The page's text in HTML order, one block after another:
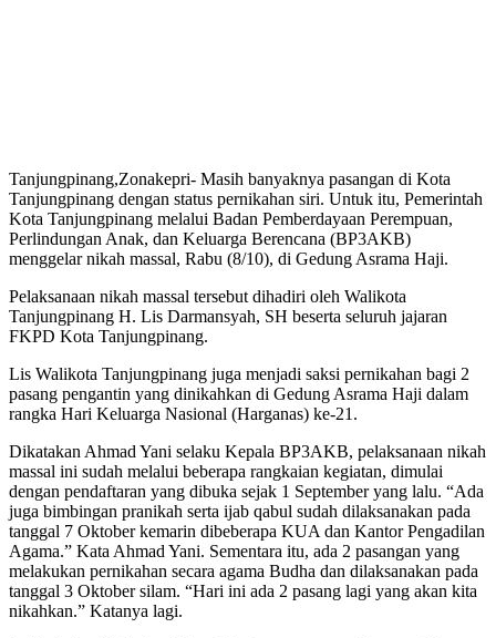
Tanjungpinang,Zonakepri- Masih banyaknya pasangan di Kota
Tanjungpinang dengan status pernikahan siri. Untuk itu, Pemerintah
Kota Tanjungpinang melalui Badan Pemberdayaan Perempuan,
Perlindungan Anak, dan Keluarga Berencana (BP3AKB)
menggelar nikah massal, Rabu (8/10), di Gedung Asrama Haji.
Pelaksanaan nikah massal tersebut dihadiri oleh Walikota
Tanjungpinang H. Lis Darmansyah, SH beserta seluruh jajaran
FKPD Kota Tanjungpinang.
Lis Walikota Tanjungpinang juga menjadi saksi pernikahan bagi 2
pasang pengantin yang dinikahkan di Gedung Asrama Haji dalam
rangka Hari Keluarga Nasional (Harganas) ke-21.
Dikatakan Ahmad Yani selaku Kepala BP3AKB, pelaksanaan nikah
massal ini sudah melalui beberapa rangkaian kegiatan, dimulai
dengan pendaftaran yang dibuka sejak 1 September yang lalu. “Ada
juga bimbingan pranikah serta ijab qabul sudah dilaksanakan pada
tanggal 7 Oktober kemarin dibeberapa KUA dan Kantor Pengadilan
Agama.” Kata Ahmad Yani. Sementara itu, ada 2 pasangan yang
melakukan pernikahan secara agama Budha dan dilaksanakan pada
tanggal 3 Oktober silam. “Hari ini ada 2 pasang lagi yang akan kita
nikahkan.” Katanya lagi.